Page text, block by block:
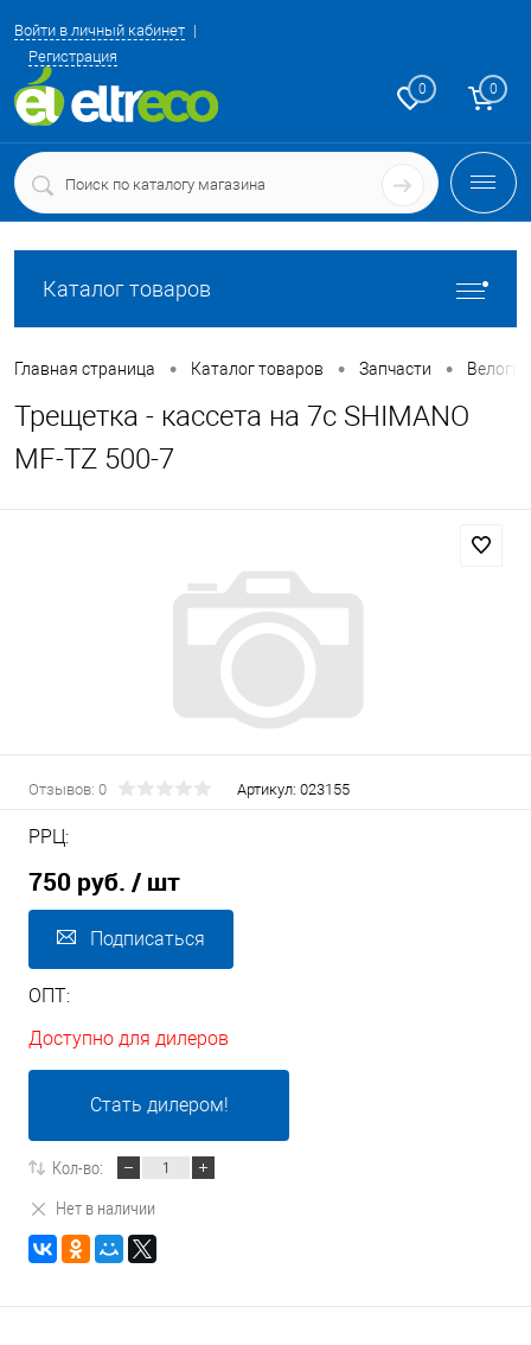
Войти в личный кабинет
Регистрация
0 0
Каталог товаров
Главная страница • Каталог товаров • Запчасти •
Трещетка - кассета на 7с SHIMANO
MF-TZ 500-7
Отзывов: 0 Артикул: 023155
РРЦ:
750 руб. / шт
Подписаться
ОПТ:
Доступно для дилеров
Стать дилером!
Кол-во:
Нет в наличии